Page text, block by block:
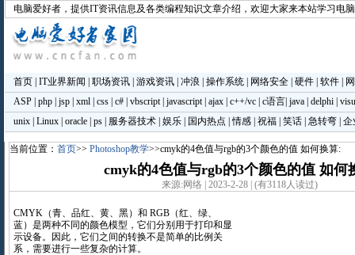
电脑爱好者 ，提供IT资讯信息及各类编程知识文章介绍，欢迎大家来本站学习电
首页| IT业界新闻 职场资讯| 游戏资讯| 冲浪 操作系统| 网络安全| 硬件| 软件|
ASP| php| jsp| xml| css| c#| vbscript| javascript| ajax| c++/vc| c语言| java| delphi|
unix| Linux| oracle| ps| 服务器技术| 娱乐| 国内热点 |情感| 祝福| 笑话| 急转弯| 企
当前位置： 首页>> Photoshop教学>>cmyk的4色值与rgb的3个颜色的值 如何换算:
cmyk的4色值与rgb的3个颜色的值 如何
来源:网络 | 2023-2-28 | (有3118人读过)
CMYK（青、品红、黄、黑）和 RGB（红、绿、
蓝）是两种不同的颜色模型，它们分别用于打印和显
示设备。因此，它们之间的转换不是简单的比例关
系，需要进行一些复杂的计算。